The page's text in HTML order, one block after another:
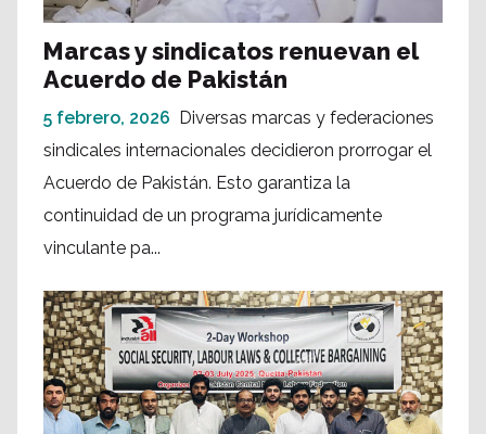
Marcas y sindicatos renuevan el
Acuerdo de Pakistán
5 febrero, 2026
Diversas marcas y federaciones
sindicales internacionales decidieron prorrogar el
Acuerdo de Pakistán. Esto garantiza la
continuidad de un programa jurídicamente
vinculante pa...